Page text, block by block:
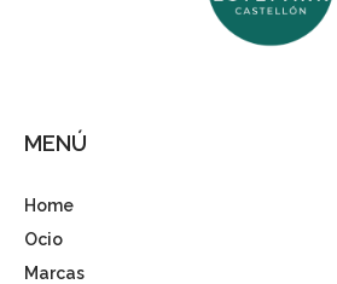
MENÚ
Home
Ocio
Marcas